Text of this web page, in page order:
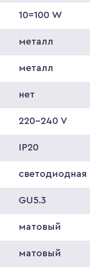
10=100 W
металл
металл
нет
220-240 V
IP20
светодиодная
GU5.3
матовый
матовый